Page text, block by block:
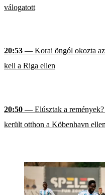
válogatott
20:53 — Korai öngól okozta
kell a Riga ellen
20:50 — Elúsztak a
került otthon a Köbenhavn